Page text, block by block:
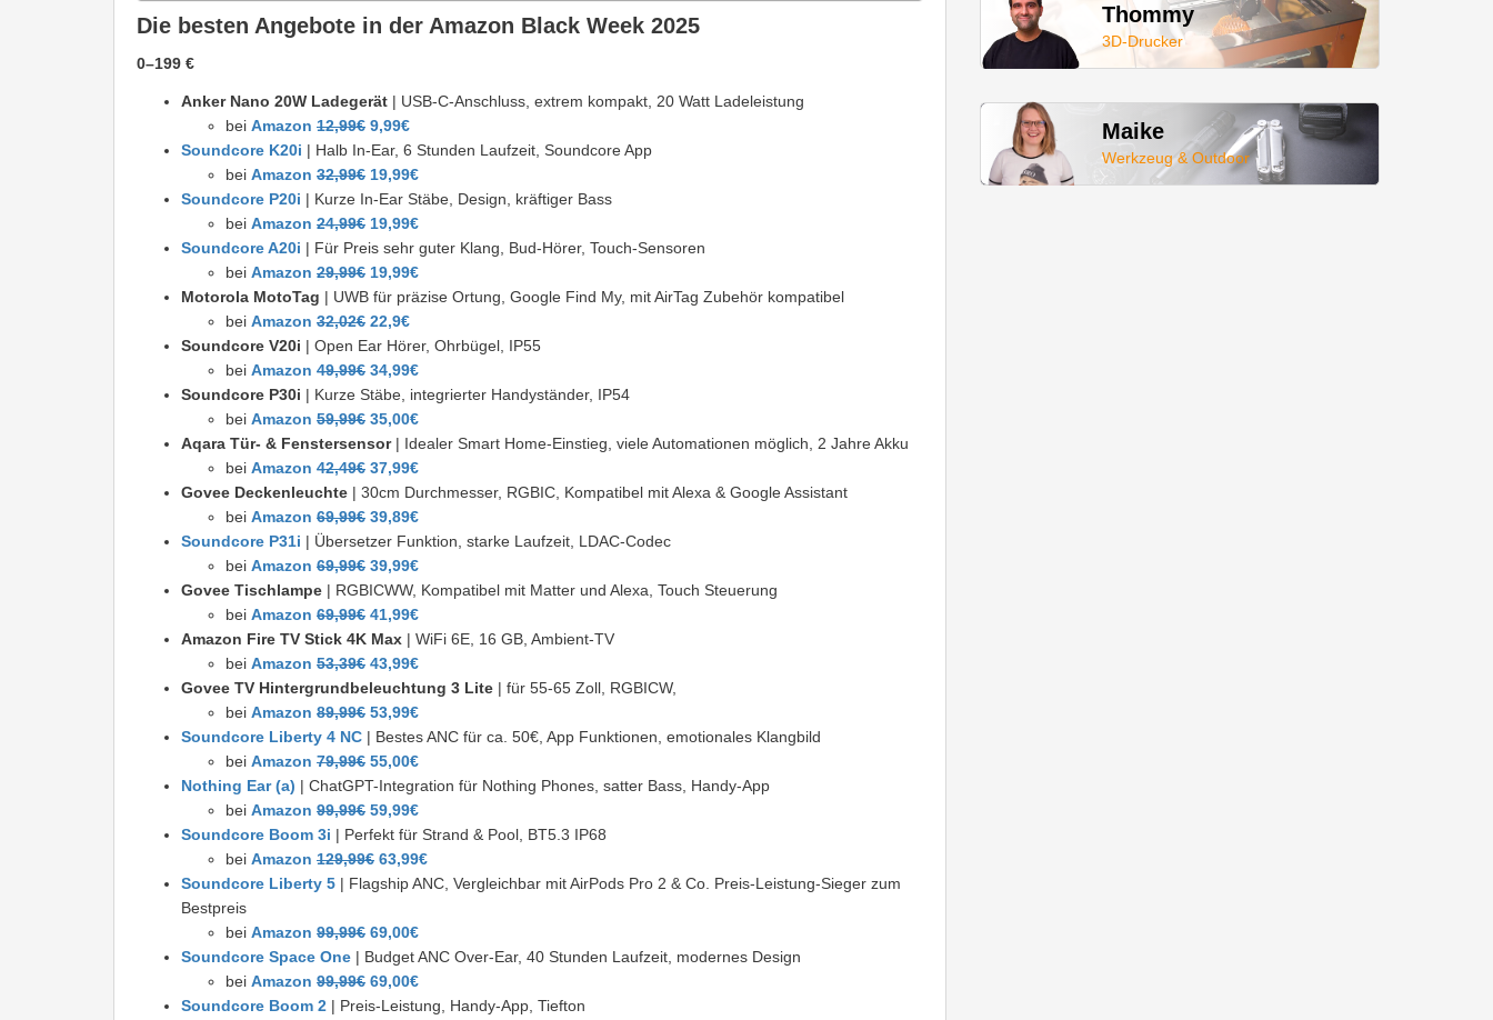
Die besten Angebote in der Amazon Black Week 2025
0–199 €
Anker Nano 20W Ladegerät | USB-C-Anschluss, extrem kompakt, 20 Watt Ladeleistung
bei Amazon 12,99€ 9,99€
Soundcore K20i | Halb In-Ear, 6 Stunden Laufzeit, Soundcore App
bei Amazon 32,99€ 19,99€
Soundcore P20i | Kurze In-Ear Stäbe, Design, kräftiger Bass
bei Amazon 24,99€ 19,99€
Soundcore A20i | Für Preis sehr guter Klang, Bud-Hörer, Touch-Sensoren
bei Amazon 29,99€ 19,99€
Motorola MotoTag | UWB für präzise Ortung, Google Find My, mit AirTag Zubehör kompatibel
bei Amazon 32,02€ 22,9€
Soundcore V20i | Open Ear Hörer, Ohrbügel, IP55
bei Amazon 49,99€ 34,99€
Soundcore P30i | Kurze Stäbe, integrierter Handyständer, IP54
bei Amazon 59,99€ 35,00€
Aqara Tür- & Fenstersensor| Idealer Smart Home-Einstieg, viele Automationen möglich, 2 Jahre Akku
bei Amazon 42,49€ 37,99€
Govee Deckenleuchte | 30cm Durchmesser, RGBIC, Kompatibel mit Alexa & Google Assistant
bei Amazon 69,99€ 39,89€
Soundcore P31i | Übersetzer Funktion, starke Laufzeit, LDAC-Codec
bei Amazon 69,99€ 39,99€
Govee Tischlampe | RGBICWW, Kompatibel mit Matter und Alexa, Touch Steuerung
bei Amazon 69,99€ 41,99€
Amazon Fire TV Stick 4K Max | WiFi 6E, 16 GB, Ambient-TV
bei Amazon 53,39€ 43,99€
Govee TV Hintergrundbeleuchtung 3 Lite | für 55-65 Zoll, RGBICW,
bei Amazon 89,99€ 53,99€
Soundcore Liberty 4 NC | Bestes ANC für ca. 50€, App Funktionen, emotionales Klangbild
bei Amazon 79,99€ 55,00€
Nothing Ear (a) | ChatGPT-Integration für Nothing Phones, satter Bass, Handy-App
bei Amazon 99,99€ 59,99€
Soundcore Boom 3i | Perfekt für Strand & Pool, BT5.3 IP68
bei Amazon 129,99€ 63,99€
Soundcore Liberty 5 | Flagship ANC, Vergleichbar mit AirPods Pro 2 & Co. Preis-Leistung-Sieger zum
Bestpreis
bei Amazon 99,99€ 69,00€
Soundcore Space One | Budget ANC Over-Ear, 40 Stunden Laufzeit, modernes Design
bei Amazon 99,99€ 69,00€
Soundcore Boom 2 | Preis-Leistung, Handy-App, Tiefton
Thommy
3D-Drucker
Maike
Werkzeug & Outdoor